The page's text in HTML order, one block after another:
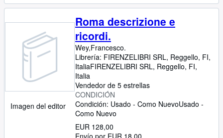
Imagen del editor
Roma descrizione e
ricordi.
Wey,Francesco.
Librería: FIRENZELIBRI SRL, Reggello, FI,
ItaliaFIRENZELIBRI SRL, Reggello, FI,
Italia
Vendedor de 5 estrellas
CONDICIÓN
Condición: Usado - Como NuevoUsado -
Como Nuevo
EUR 128,00
Envío por EUR 18,00